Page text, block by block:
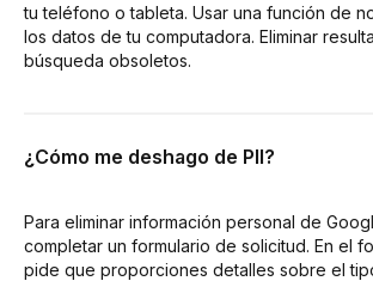
tu teléfono o tableta. Usar una función de
los datos de tu computadora. Eliminar
búsqueda obsoletos.
¿Cómo me deshago de PII?
Para eliminar información personal de
completar un formulario de solicitud. En el
pide que proporciones detalles sobre el